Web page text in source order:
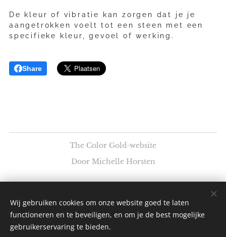
De kleur of vibratie kan zorgen dat je je
aangetrokken voelt tot een steen met een
specifieke kleur, gevoel of werking.
Share
The Color Gold-website
Door Michelle Horsten
thecolorgold@outlook.com
@_thecolorgold
Cookies
Wij gebruiken cookies om onze website goed te laten
functioneren en te beveiligen, en om je de best mogelijke
gebruikerservaring te bieden.